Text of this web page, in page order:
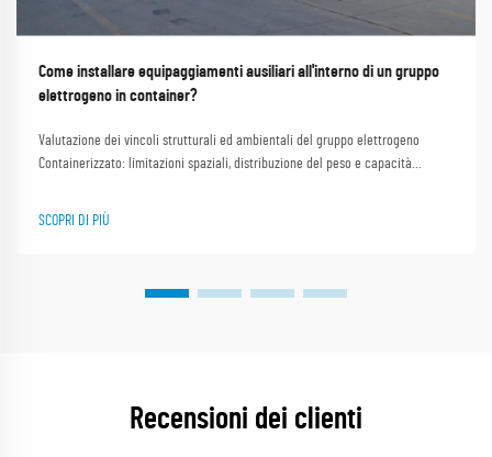
Come installare equipaggiamenti ausiliari all'interno di un gruppo
elettrogeno in container?
Valutazione dei vincoli strutturali ed ambientali del gruppo elettrogeno
Containerizzato: limitazioni spaziali, distribuzione del peso e capacità
rigorosi limiti dimensionali ISO, il che comporta...
SCOPRI DI PIÙ
Recensioni dei clienti